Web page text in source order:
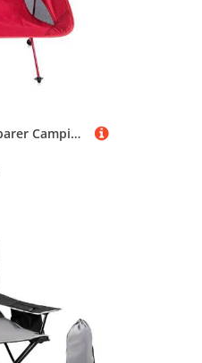
KXAOXGRC Klappbarer Campingstuhl für draußen, Ultraleichter Rucksack-Klappstuhl mit Getränkehalter, Tragetasche, kompakt, strapazierfähig, for Outdoor, Camping, Strand, Picknick, Schwarz/Rot(Red)